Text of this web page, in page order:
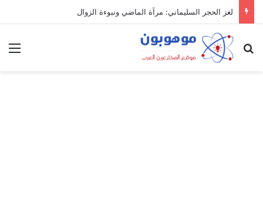
لغز الحجر السليماني: مرآة الماضي ونبوءة الزوال
بحث عن